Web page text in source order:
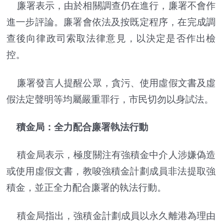
廉署表示，由於相關調查仍在進行，廉署不會作
進一步評論。廉署會依法及按既定程序，在完成調
查後向律政司索取法律意見，以決定是否作出檢
控。
廉署發言人提醒公眾，貪污、使用虛假文書及虛
假法定聲明等均屬嚴重罪行，市民切勿以身試法。
積金局：全力配合廉署執法行動
積金局表示，極度關注有強積金中介人涉嫌偽造
或使用虛假文書，教唆強積金計劃成員非法提取強
積金，並正全力配合廉署的執法行動。
積金局指出，強積金計劃成員以永久離港為理由